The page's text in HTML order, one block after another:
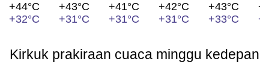
+44°C
+32°C
+43°C
+31°C
+41°C
+31°C
+42°C
+31°C
+43°C
+33°C
Kirkuk prakiraan cuaca minggu kedepan